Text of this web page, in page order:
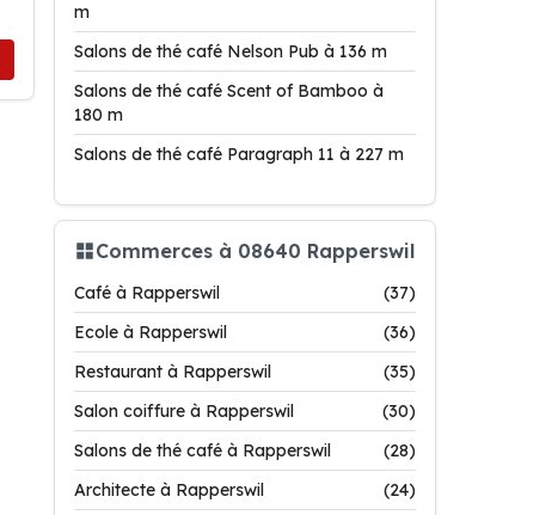
m
Salons de thé café Nelson Pub à 136 m
Salons de thé café Scent of Bamboo à
180 m
Salons de thé café Paragraph 11 à 227 m
Commerces à 08640 Rapperswil
Café à Rapperswil
(37)
Ecole à Rapperswil
(36)
Restaurant à Rapperswil
(35)
Salon coiffure à Rapperswil
(30)
Salons de thé café à Rapperswil
(28)
Architecte à Rapperswil
(24)